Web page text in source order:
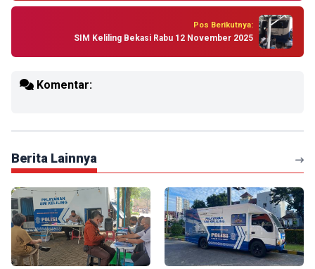
Pos Berikutnya:
SIM Keliling Bekasi Rabu 12 November 2025
Komentar:
Berita Lainnya